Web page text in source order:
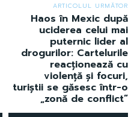
ARTICOLUL URMĂTOR
Haos în Mexic după
uciderea celui mai
puternic lider al
drogurilor: Cartelurile
reacționează cu
violență și focuri,
turiștii se găsesc într-o
„zonă de conflict”